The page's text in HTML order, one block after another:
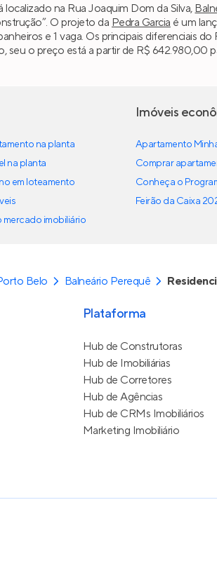
na Rua Joaquim Dom da Silva,
O projeto da Pedra Garcia é um
e 1 vaga. Os principais diferenciais
seu o preço está a partir de R$ 642.980,00
na planta
na planta
em loteamento
mercado imobiliário
Imóveis
Apartamento
Comprar
Conheça o
Feirão da Caixa
Belo Balneário Perequê
Plataforma
Hub de Construtoras
Hub de Imobiliárias
Hub de Corretores
Hub de Agências
Hub de CRMs Imobiliários
Marketing Imobiliário